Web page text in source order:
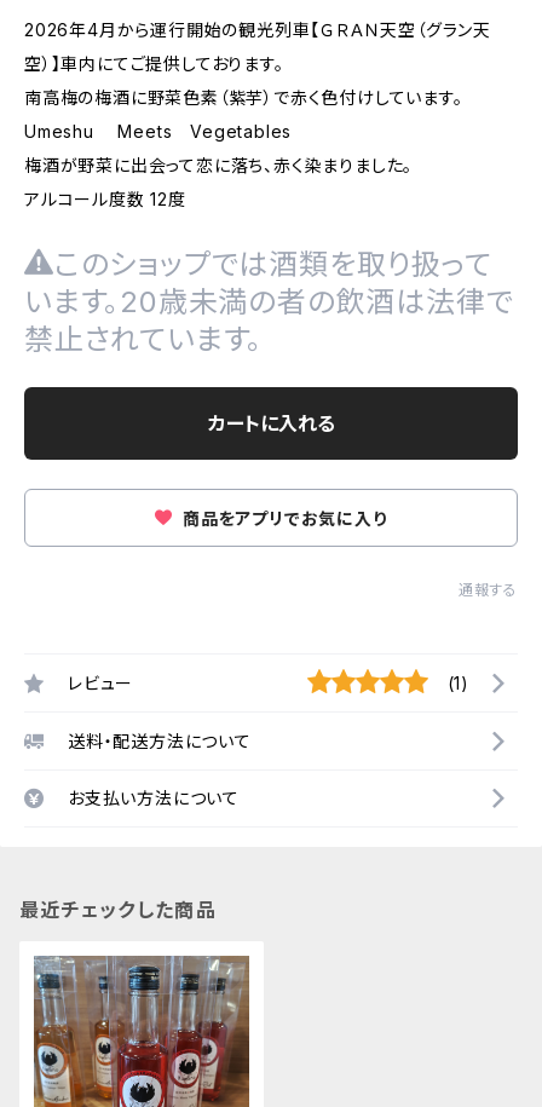
2026年4月から運行開始の観光列車【ＧＲＡＮ天空（グラン天
空）】車内にてご提供しております。
南高梅の梅酒に野菜色素（紫芋）で赤く色付けしています。
Umeshu Meets Vegetables
梅酒が野菜に出会って恋に落ち、赤く染まりました。
アルコール度数 12度
このショップでは酒類を取り扱って
います。20歳未満の者の飲酒は法律で
禁止されています。
カートに入れる
商品をアプリでお気に入り
通報する
レビュー (1)
送料・配送方法について
お支払い方法について
最近チェックした商品